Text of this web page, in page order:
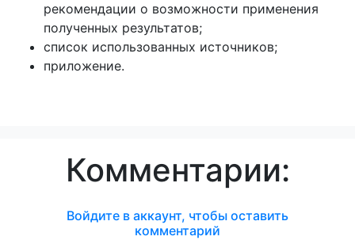
рекомендации о возможности применения
полученных результатов;
список использованных источников;
приложение.
Комментарии:
Войдите в аккаунт, чтобы оставить
комментарий